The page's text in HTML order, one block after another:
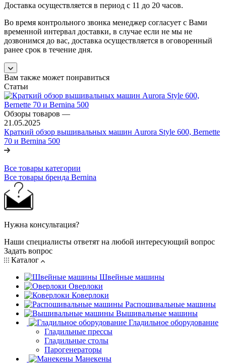
Доставка осуществляется в период с 11 до 20 часов.
Во время контрольного звонка менеджер согласует с Вами
временной интервал доставки, в случае если не мы не
дозвонимся до вас, доставка осуществляется в оговоренный
ранее срок в течение дня.
Вам также может понравиться
Статьи
Обзоры товаров —
21.05.2025
Краткий обзор вышивальных машин Aurora Style 600, Bernette
70 и Bernina 500
Все товары категории
Все товары бренда Bernina
Нужна консультация?
Наши специалисты ответят на любой интересующий вопрос
Задать вопрос
Каталог
Швейные машины
Оверлоки
Коверлоки
Распошивальные машины
Вышивальные машины
Гладильное оборудование
Гладильные прессы
Гладильные столы
Парогенераторы
Манекены